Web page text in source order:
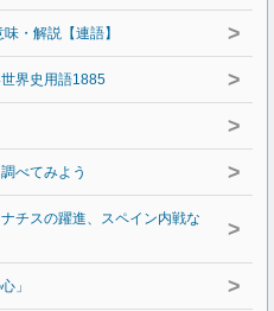
・解説【連語】 >
界史用語1885 >
>
べてみよう >
チスの躍進、スペイン内戦な
>
」 >